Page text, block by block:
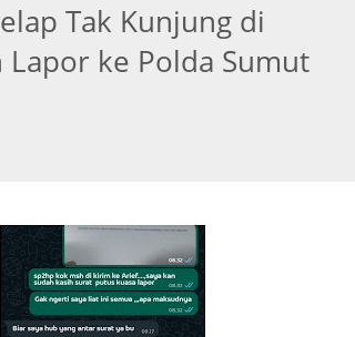
Tak Kunjung di
Lapor ke Polda Sumut